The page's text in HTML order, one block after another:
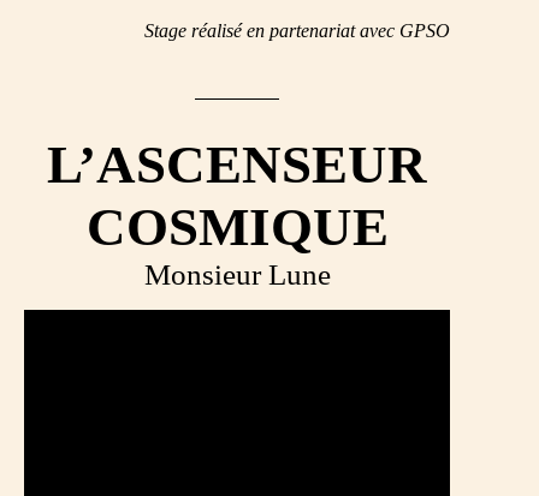
Stage réalisé en partenariat avec GPSO
L’ASCENSEUR
COSMIQUE
Monsieur Lune